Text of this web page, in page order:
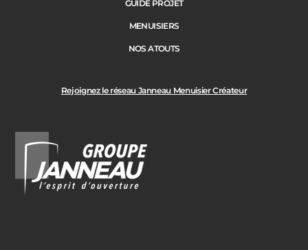
Rejoignez le réseau Janneau Menuisier Créateur
GUIDE PROJET
MENUISIERS
NOS ATOUTS